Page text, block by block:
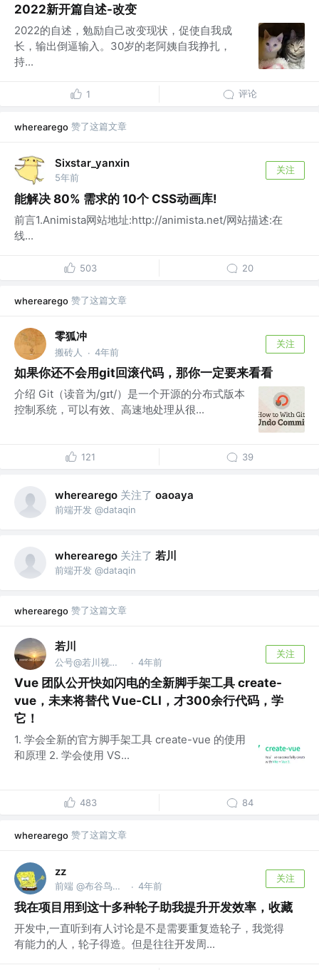
2022新开篇自述-改变
2022的自述，勉励自己改变现状，促使自我成
长，输出倒逼输入。30岁的老阿姨自我挣扎，
持...
1 评论
wherearego 赞了这篇文章
Sixstar_yanxin
5年前
关注
能解决 80% 需求的 10个 CSS动画库!
前言1.Animista网站地址:http://animista.net/网站描述:在
线...
503 20
wherearego 赞了这篇文章
零狐冲
搬砖人 · 4年前
关注
如果你还不会用git回滚代码，那你一定要来看看
介绍 Git（读音为/gɪt/）是一个开源的分布式版本
控制系统，可以有效、高速地处理从很...
121 39
wherearego 关注了 oaoaya
前端开发 @dataqin
wherearego 关注了 若川
前端开发 @dataqin
wherearego 赞了这篇文章
若川
公号@若川视野，源码共读！@vx ruochuan02 参与 · 4年前
关注
Vue 团队公开快如闪电的全新脚手架工具 create-
vue，未来将替代 Vue-CLI，才300余行代码，学
它！
1. 学会全新的官方脚手架工具 create-vue 的使用
和原理 2. 学会使用 VS...
483 84
wherearego 赞了这篇文章
zz
前端 @布谷鸟工作室 · 4年前
关注
我在项目用到这十多种轮子助我提升开发效率，收藏
开发中,一直听到有人讨论是不是需要重复造轮子，我觉得
有能力的人，轮子得造。但是往往开发周...